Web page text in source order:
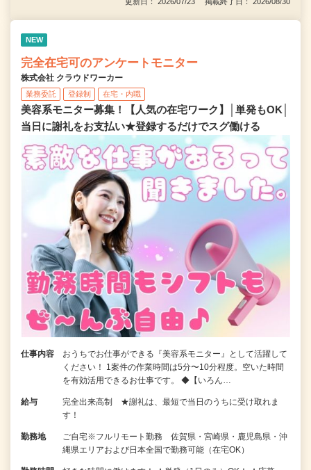
更新日： 2026/07/23 掲載終了日： 2026/08/30
NEW
完全在宅可のアンケートモニター
株式会社 クラウドワーカー
業務委託 登録制 在宅・内職
美容系モニター募集！【人気の在宅ワーク】│単発もOK│
当日に謝礼をお支払い★登録するだけでスグ働ける
仕事内容
おうちでお仕事ができる『美容系モニター』として活躍して
ください！ 1案件の作業時間は5分〜10分程度。空いた時間
を有効活用できるお仕事です。 ◆【いろん…
給与
完全出来高制 ★謝礼は、最短で当日のうちに受け取れま
す！
勤務地
ご自宅※フルリモート勤務 佐賀県・宮崎県・鹿児島県・沖
縄県エリアおよび日本全国で勤務可能（在宅OK）